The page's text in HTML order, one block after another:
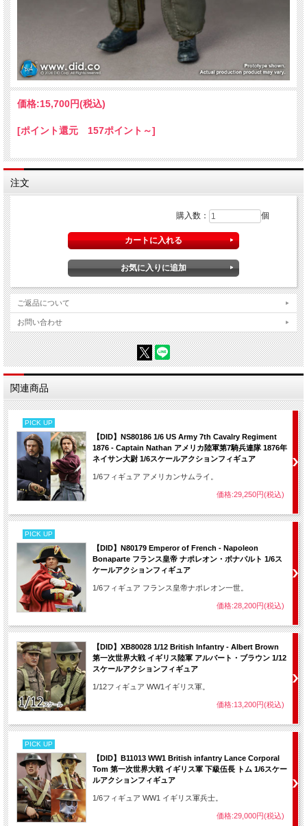
価格:15,700円(税込)
[ポイント還元 157ポイント～]
注文
購入数： 個
ご返品について
お問い合わせ
関連商品
PICK UP
【DID】NS80186 1/6 US Army 7th Cavalry Regiment
1876 - Captain Nathan アメリカ陸軍第7騎兵連隊 1876年
ネイサン大尉 1/6スケールアクションフィギュア
1/6フィギュア アメリカンサムライ。
価格:29,250円(税込)
PICK UP
【DID】N80179 Emperor of French - Napoleon
Bonaparte フランス皇帝 ナポレオン・ボナパルト 1/6ス
ケールアクションフィギュア
1/6フィギュア フランス皇帝ナポレオン一世。
価格:28,200円(税込)
【DID】XB80028 1/12 British Infantry - Albert Brown
第一次世界大戦 イギリス陸軍 アルバート・ブラウン 1/12
スケールアクションフィギュア
1/12フィギュア WW1イギリス軍。
価格:13,200円(税込)
PICK UP
【DID】B11013 WW1 British infantry Lance Corporal
Tom 第一次世界大戦 イギリス軍 下級伍長 トム 1/6スケー
ルアクションフィギュア
1/6フィギュア WW1 イギリス軍兵士。
価格:29,000円(税込)